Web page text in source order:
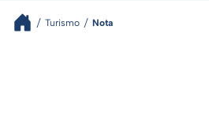
Turismo Nota